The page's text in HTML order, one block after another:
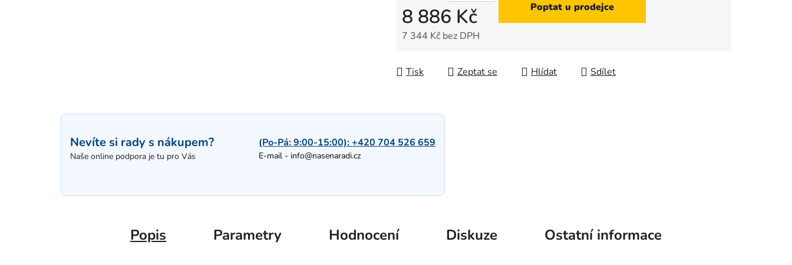
8 886 Kč
7 344 Kč bez DPH
Poptat u prodejce
Tisk Zeptat se Hlídat Sdílet
Nevíte si rady s nákupem?
Naše online podpora je tu pro Vás
(Po-Pá: 9:00-15:00):+420 704 526 659
E-mail - info@nasenaradi.cz
Popis Parametry Hodnocení Diskuze Ostatní informace